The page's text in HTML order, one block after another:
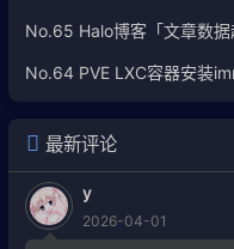
No.65 Halo博客「文章数
No.64 PVE LXC容器安装
最新评论
y
2026-04-01